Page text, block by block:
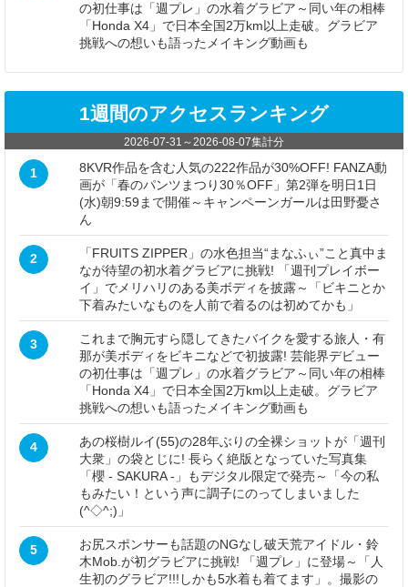
の初仕事は「週プレ」の水着グラビア～同い年の相棒
「Honda X4」で日本全国2万km以上走破。グラビア
挑戦への想いも語ったメイキング動画も
1週間のアクセスランキング
2026-07-31 ～2026-08-07集計分
1
8KVR作品を含む人気の222作品が30%OFF! FANZA動
画が「春のパンツまつり30％OFF」第2弾を明日1日
(水)朝9:59まで開催～キャンペーンガールは田野憂さ
ん
2
「FRUITS ZIPPER」の水色担当“まなふぃ”こと真中ま
なが待望の初水着グラビアに挑戦! 「週刊プレイボー
イ」でメリハリのある美ボディを披露～「ビキニとか
下着みたいなものを人前で着るのは初めてかも」
3
これまで胸元すら隠してきたバイクを愛する旅人・有
那が美ボディをビキニなどで初披露! 芸能界デビュー
の初仕事は「週プレ」の水着グラビア～同い年の相棒
「Honda X4」で日本全国2万km以上走破。グラビア
挑戦への想いも語ったメイキング動画も
4
あの桜樹ルイ(55)の28年ぶりの全裸ショットが「週刊
大衆」の袋とじに! 長らく絶版となっていた写真集
「櫻 - SAKURA -」もデジタル限定で発売～「今の私
もみたい！という声に調子にのってしまいました
(^◇^;)」
5
お尻スポンサーも話題のNGなし破天荒アイドル・鈴
木Mob.が初グラビアに挑戦! 「週プレ」に登場～「人
生初のグラビア!!!しかも5水着も着てます」。撮影の